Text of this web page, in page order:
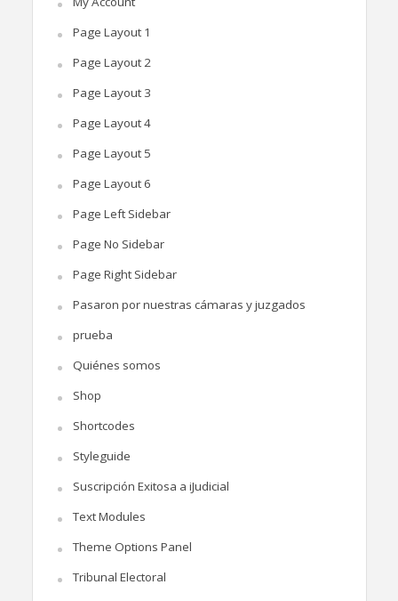
Page Layout 1
Page Layout 2
Page Layout 3
Page Layout 4
Page Layout 5
Page Layout 6
Page Left Sidebar
Page No Sidebar
Page Right Sidebar
Pasaron por nuestras cámaras y juzgados
prueba
Quiénes somos
Shop
Shortcodes
Styleguide
Suscripción Exitosa a iJudicial
Text Modules
Theme Options Panel
Tribunal Electoral